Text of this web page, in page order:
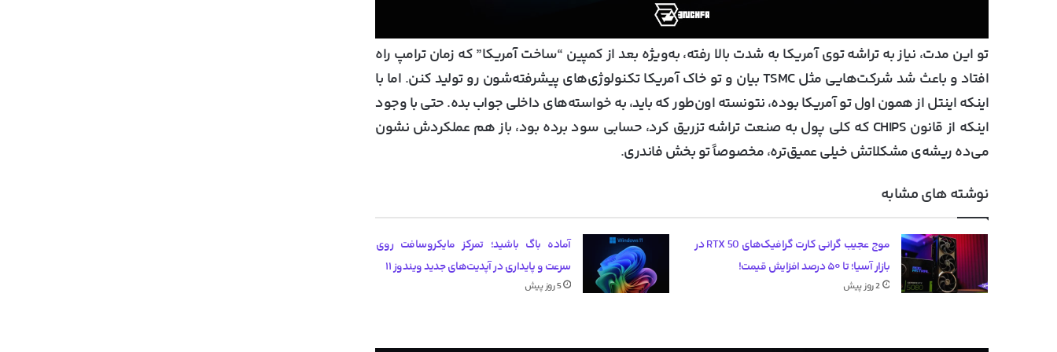
تو این مدت، نیاز به تراشه توی آمریکا به شدت بالا رفته، به‌ویژه بعد از کمپین “ساخت آمریکا” که زمان ترامپ راه
افتاد و باعث شد شرکت‌هایی مثل TSMC بیان و تو خاک آمریکا تکنولوژی‌های پیشرفته‌شون رو تولید کنن. اما با
اینکه اینتل از همون اول تو آمریکا بوده، نتونسته اون‌طور که باید، به خواسته‌های داخلی جواب بده. حتی با وجود
اینکه از قانون CHIPS که کلی پول به صنعت تراشه تزریق کرد، حسابی سود برده بود، باز هم عملکردش نشون
می‌ده ریشه‌ی مشکلاتش خیلی عمیق‌تره، مخصوصاً تو بخش فاندری.
نوشته های مشابه
موج عجیب گرانی کارت گرافیک‌های RTX 50 در
بازار آسیا؛ تا ۵۰ درصد افزایش قیمت!
2 روز پیش
آماده باگ باشید؛ تمرکز مایکروسافت روی
سرعت و پایداری در آپدیت‌های جدید ویندوز ۱۱
5 روز پیش